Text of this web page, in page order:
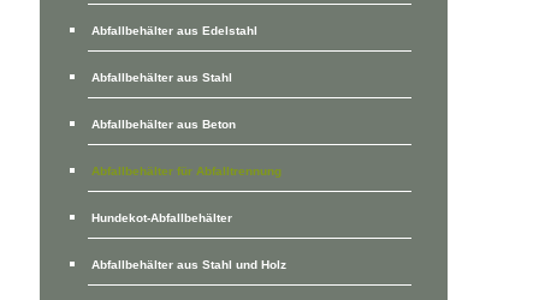
Abfallbehälter aus Edelstahl
Abfallbehälter aus Stahl
Abfallbehälter aus Beton
Abfallbehälter für Abfalltrennung
Hundekot-Abfallbehälter
Abfallbehälter aus Stahl und Holz